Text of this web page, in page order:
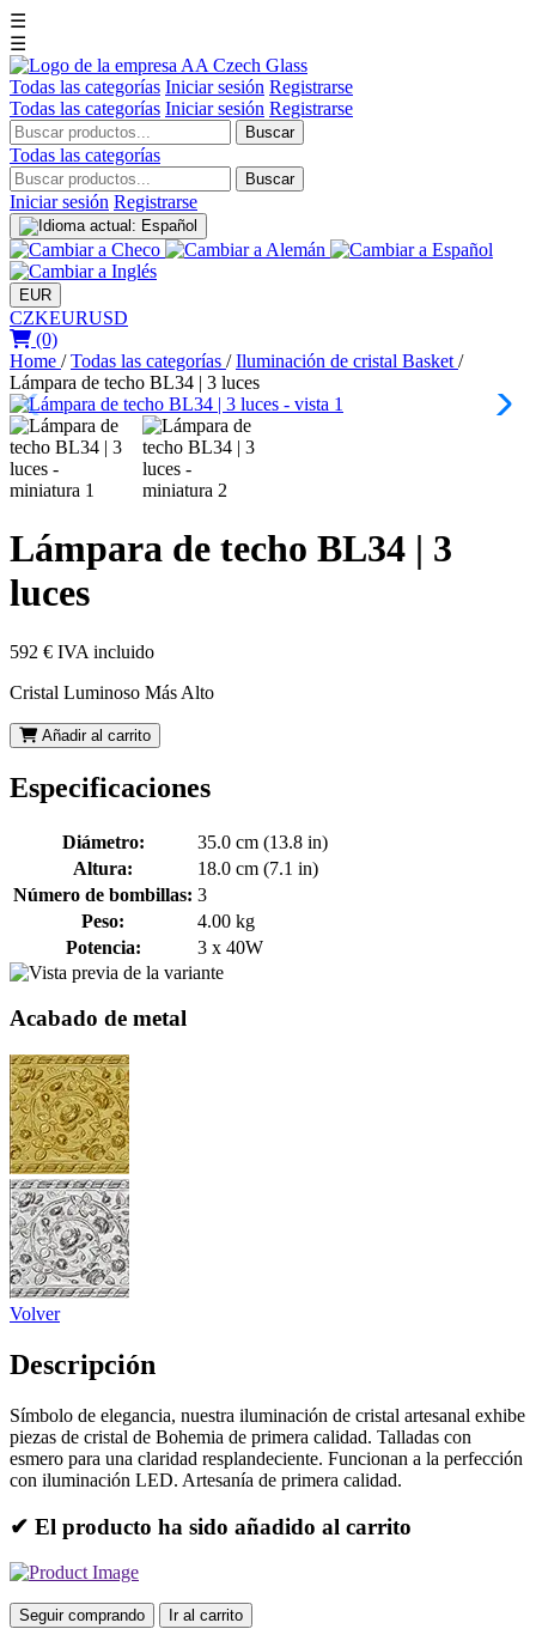
☰
☰
Todas las categorías Iniciar sesión Registrarse
Todas las categorías Iniciar sesión Registrarse
Buscar
Todas las categorías
Buscar
Iniciar sesión Registrarse
EUR
CZKEURUSD
(0)
Home / Todas las categorías / Iluminación de cristal Basket /
Lámpara de techo BL34 | 3 luces
Lámpara de techo BL34 | 3
luces
592 € IVA incluido
Cristal Luminoso Más Alto
Añadir al carrito
Especificaciones
Diámetro:
35.0 cm (13.8 in)
Altura:
18.0 cm (7.1 in)
Número de bombillas: 3
Peso:
4.00 kg
Potencia:
3 x 40W
Acabado de metal
Volver
Descripción
Símbolo de elegancia, nuestra iluminación de cristal artesanal exhibe
piezas de cristal de Bohemia de primera calidad. Talladas con
esmero para una claridad resplandeciente. Funcionan a la perfección
con iluminación LED. Artesanía de primera calidad.
✔ El producto ha sido añadido al carrito
Seguir comprando Ir al carrito